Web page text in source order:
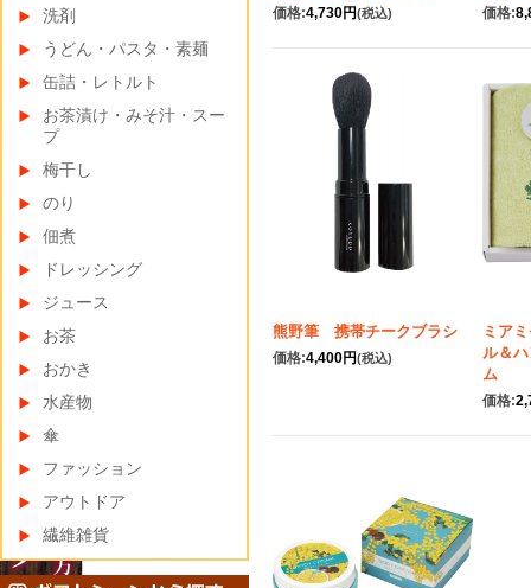
価格:4,730円(税込) 価格:
熊野筆 携帯チークブラシ
価格:4,400円(税込)
ミア
ル＆
ム
価格:
洗剤
うどん・パスタ・素麺
缶詰・レトルト
お茶漬け・みそ汁・スー
プ
梅干し
のり
佃煮
ドレッシング
ジュース
お茶
おかき
水産物
傘
ファッション
アウトドア
繊維雑貨